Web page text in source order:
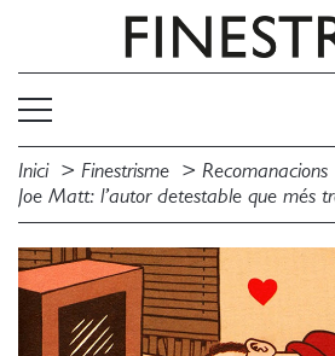
Inici Finestrisme
Recomanacions
Joe Matt: l’autor detestable que més